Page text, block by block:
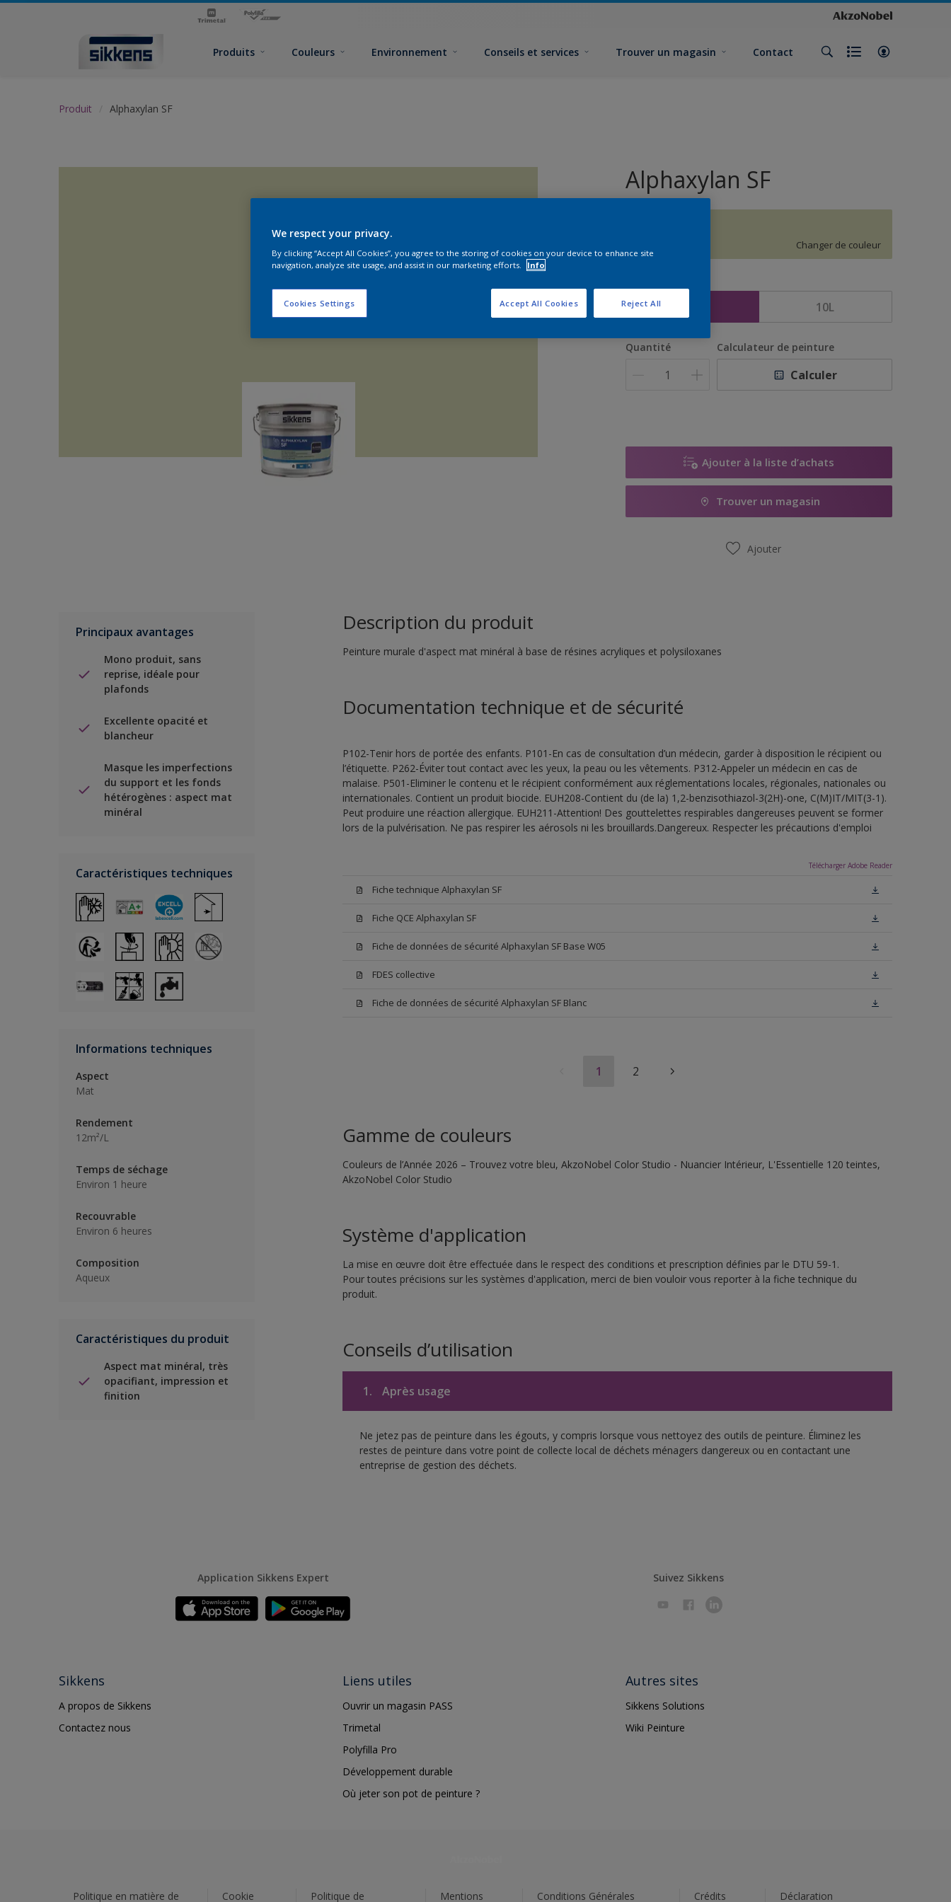
Produits Couleurs Environnement Conseils et services Trouver un magasin Contact
Produit Alphaxylan SF
Alphaxylan SF
Changer de couleur
10L
Quantité Calculateur de peinture
Calculer
Ajouter à la liste d’achats
Trouver un magasin
Ajouter
Principaux avantages
Mono produit, sans
reprise, idéale pour
plafonds
Excellente opacité et
blancheur
Masque les imperfections
du support et les fonds
hétérogènes : aspect mat
minéral
Caractéristiques techniques
Informations techniques
Aspect
Mat
Rendement
12m²/L
Temps de séchage
Environ 1 heure
Recouvrable
Environ 6 heures
Composition
Aqueux
Caractéristiques du produit
Aspect mat minéral, très
opacifiant, impression et
finition
Description du produit
Peinture murale d'aspect mat minéral à base de résines acryliques et polysiloxanes
Documentation technique et de sécurité
P102-Tenir hors de portée des enfants. P101-En cas de consultation d’un médecin, garder à disposition le récipient ou
l’étiquette. P262-Éviter tout contact avec les yeux, la peau ou les vêtements. P312-Appeler un médecin en cas de
malaise. P501-Eliminer le contenu et le récipient conformément aux réglementations locales, régionales, nationales ou
internationales. Contient un produit biocide. EUH208-Contient du (de la) 1,2-benzisothiazol-3(2H)-one, C(M)IT/MIT(3-1).
Peut produire une réaction allergique. EUH211-Attention! Des gouttelettes respirables dangereuses peuvent se former
lors de la pulvérisation. Ne pas respirer les aérosols ni les brouillards.Dangereux. Respecter les précautions d'emploi
Télécharger Adobe Reader
Fiche technique Alphaxylan SF
Fiche QCE Alphaxylan SF
Fiche de données de sécurité Alphaxylan SF Base W05
FDES collective
Fiche de données de sécurité Alphaxylan SF Blanc
1 2
Gamme de couleurs
Couleurs de l’Année 2026 – Trouvez votre bleu, AkzoNobel Color Studio - Nuancier Intérieur, L'Essentielle 120 teintes,
AkzoNobel Color Studio
Système d'application
La mise en œuvre doit être effectuée dans le respect des conditions et prescription définies par le DTU 59-1.
Pour toutes précisions sur les systèmes d'application, merci de bien vouloir vous reporter à la fiche technique du
produit.
Conseils d’utilisation
1. Après usage
Ne jetez pas de peinture dans les égouts, y compris lorsque vous nettoyez des outils de peinture. Éliminez les
restes de peinture dans votre point de collecte local de déchets ménagers dangereux ou en contactant une
entreprise de gestion des déchets.
Application Sikkens Expert Suivez Sikkens
Sikkens
A propos de Sikkens
Contactez nous
Liens utiles
Ouvrir un magasin PASS
Trimetal
Polyfilla Pro
Développement durable
Où jeter son pot de peinture ?
Autres sites
Sikkens Solutions
Wiki Peinture
Politique en matière de Cookie Politique de Mentions Conditions Générales Crédits Déclaration
We respect your privacy.
By clicking “Accept All Cookies”, you agree to the storing of cookies on your device to enhance site
navigation, analyze site usage, and assist in our marketing efforts.
Info
Cookies Settings Reject All
Accept All Cookies